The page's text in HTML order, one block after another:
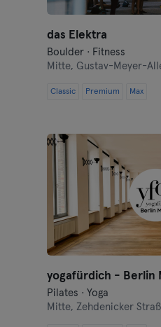
das Elektra
Boulder · Fitness
Mitte, Gustav-Meyer-
Classic Premium Max
yogafürdich - Berlin
Pilates · Yoga
Mitte,Zehdenicker